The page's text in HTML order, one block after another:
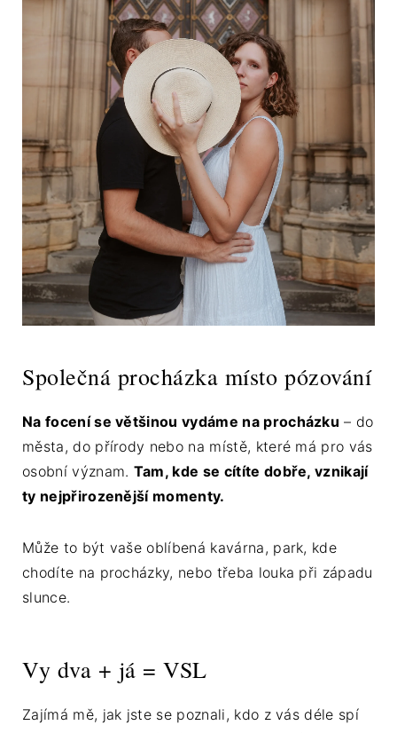
Společná procházka místo pózování
Na focení se většinou vydáme na procházku – do
města, do přírody nebo na místě, které má pro vás
osobní význam. Tam, kde se cítíte dobře, vznikají
ty nejpřirozenější momenty.
Může to být vaše oblíbená kavárna, park, kde
chodíte na procházky, nebo třeba louka při západu
slunce.
Vy dva + já = VSL
Zajímá mě, jak jste se poznali, kdo z vás déle spí